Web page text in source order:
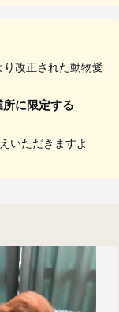
改正された動物愛
に限定する
いただきますよ